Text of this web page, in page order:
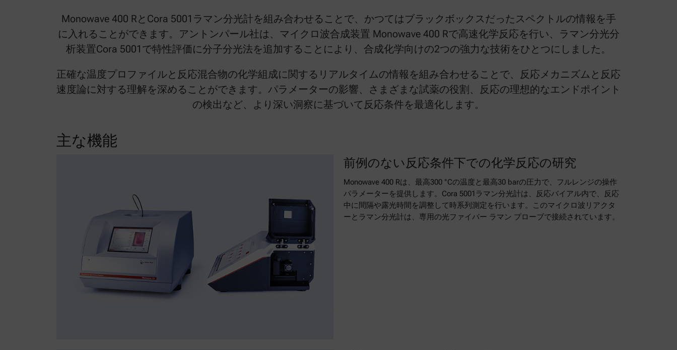
Monowave 400 RとCora 5001ラマン分光計を組み合わせることで、かつてはブラックボックスだったスペクトルの情報を手
に入れることができます。アントンパール社は、マイクロ波合成装置 Monowave 400 Rで高速化学反応を行い、ラマン分光分
析装置Cora 5001で特性評価に分子分光法を追加することにより、合成化学向けの2つの強力な技術をひとつにしました。
正確な温度プロファイルと反応混合物の化学組成に関するリアルタイムの情報を組み合わせることで、反応メカニズムと反応
速度論に対する理解を深めることができます。パラメーターの影響、さまざまな試薬の役割、反応の理想的なエンドポイント
の検出など、より深い洞察に基づいて反応条件を最適化します。
主な機能
前例のない反応条件下での化学反応の研究
Monowave 400 Rは、最高300 °Cの温度と最高30 barの圧力で、フルレンジの操作
パラメーターを提供します。Cora 5001ラマン分光計は、反応バイアル内で、反応
中に間隔や露光時間を調整して時系列測定を行います。このマイクロ波リアクタ
ーとラマン分光計は、専用の光ファイバー ラマン プローブで接続されています。